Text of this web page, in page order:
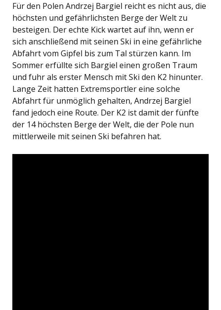
Für den Polen Andrzej Bargiel reicht es nicht aus, die
höchsten und gefährlichsten Berge der Welt zu
besteigen. Der echte Kick wartet auf ihn, wenn er
sich anschließend mit seinen Ski in eine gefährliche
Abfahrt vom Gipfel bis zum Tal stürzen kann. Im
Sommer erfüllte sich Bargiel einen großen Traum
und fuhr als erster Mensch mit Ski den K2 hinunter.
Lange Zeit hatten Extremsportler eine solche
Abfahrt für unmöglich gehalten, Andrzej Bargiel
fand jedoch eine Route. Der K2 ist damit der fünfte
der 14 höchsten Berge der Welt, die der Pole nun
mittlerweile mit seinen Ski befahren hat.